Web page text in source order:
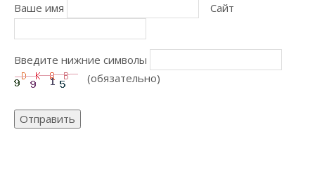
Ваше имя Сайт
Введите нижние символы
(обязательно)
Отправить